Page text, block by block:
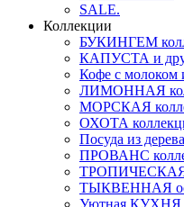
SALE.
Коллекции
БУКИНГЕМ
КАПУСТА и
Кофе с молоком
ЛИМОННАЯ
МОРСКАЯ
ОХОТА
Посуда из дерева
ПРОВАНС
ТРОПИЧЕСКАЯ
ТЫКВЕННАЯ
Уютная КУХНЯ